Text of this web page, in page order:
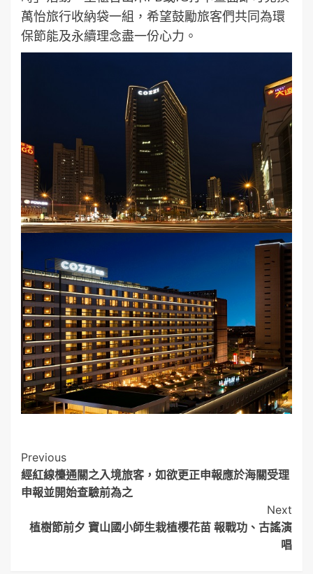
萬怡旅行收納袋一組，希望鼓勵旅客們共同為環
保節能及永續理念盡一份心力。
Post
Navigation
Previous
經紅線檯通關之入境旅客，如欲更正申報應於海關受理
申報並開始查驗前為之
Next
植樹節前夕 寶山國小師生栽植櫻花苗 報戰功、古謠演
唱